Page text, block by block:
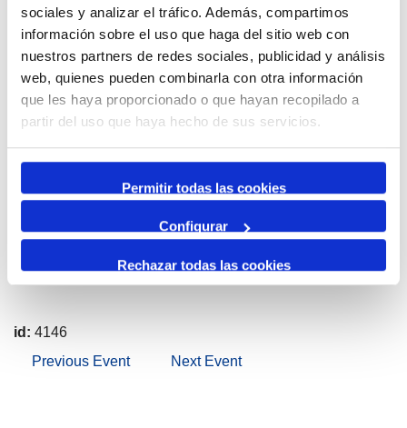
sociales y analizar el tráfico. Además, compartimos
información sobre el uso que haga del sitio web con
nuestros partners de redes sociales, publicidad y análisis
web, quienes pueden combinarla con otra información
que les haya proporcionado o que hayan recopilado a
partir del uso que haya hecho de sus servicios.
Permitir todas las cookies
Configurar
Rechazar todas las cookies
+
−
id: 4146
Previous Event
Next Event